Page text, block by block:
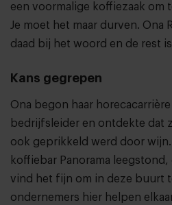
een voormalige koffiezaak om
Je moet het maar durven. Ona
daad bij het woord en de rest
Kans gegrepen
Ona begon haar horecacarrière
bedrijfsleider en ontdekte dat
ook geprikkeld werd door wijn.
koffiebar Panorama
vind het fijn om in deze buurt
ondernemers hier helpen